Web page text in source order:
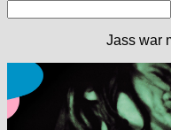
Jass war